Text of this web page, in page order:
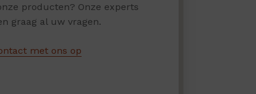
producten? Onze experts
graag al uw vragen.
met ons op